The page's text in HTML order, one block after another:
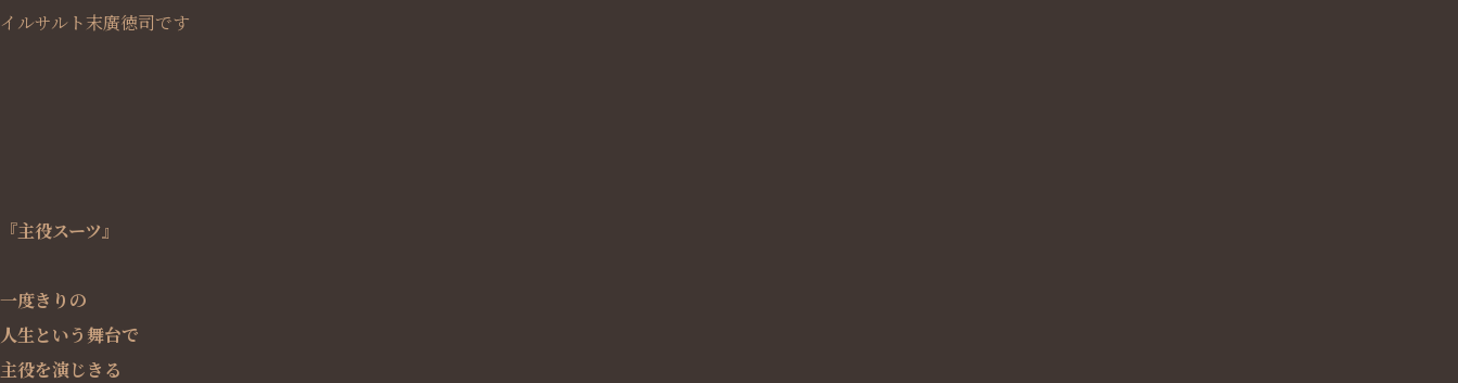
イルサルト末廣徳司です
『主役スーツ』
一度きりの
人生という舞台で
主役を演じきる